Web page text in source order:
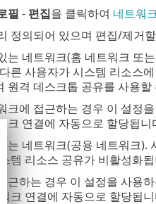
필 - 편집을 클릭하여 네트워
정의되어 있으며 편집/제거
는 네트워크(홈 네트워크 또
른 사용자가 시스템 리소스
원격 데스크톱 공유를 사용할
크에 접근하는 경우 이 설정
크 연결에 자동으로 할당됩니
는 네트워크(공용 네트워크).
템 리소스 공유가 비활성화
근하는 경우 이 설정을 사용
크 연결에 자동으로 할당됩